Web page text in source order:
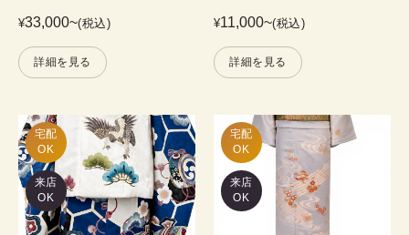
¥33,000~(税込)
詳細を見る
¥11,000~(税込)
詳細を見る
宅配
OK
来店
OK
宅配
OK
来店
OK